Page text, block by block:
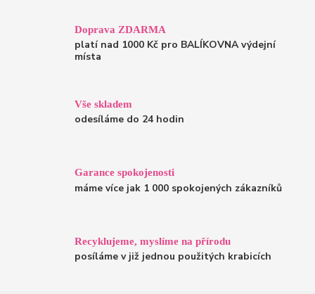
Doprava ZDARMA
platí nad 1000 Kč pro BALÍKOVNA výdejní
místa
Vše skladem
odesíláme do 24 hodin
Garance spokojenosti
máme více jak 1 000 spokojených zákazníků
Recyklujeme, myslíme na přírodu
posíláme v již jednou použitých krabicích